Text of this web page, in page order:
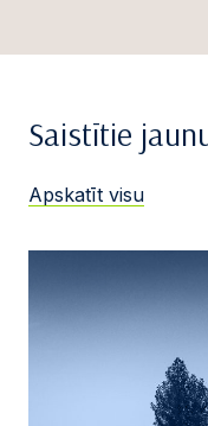
Saistītie
Apskatīt visu